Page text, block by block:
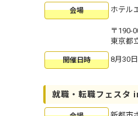
会場 ホテル
〒190-
東京都
開催日時 8月30
就職・転職フェスタ